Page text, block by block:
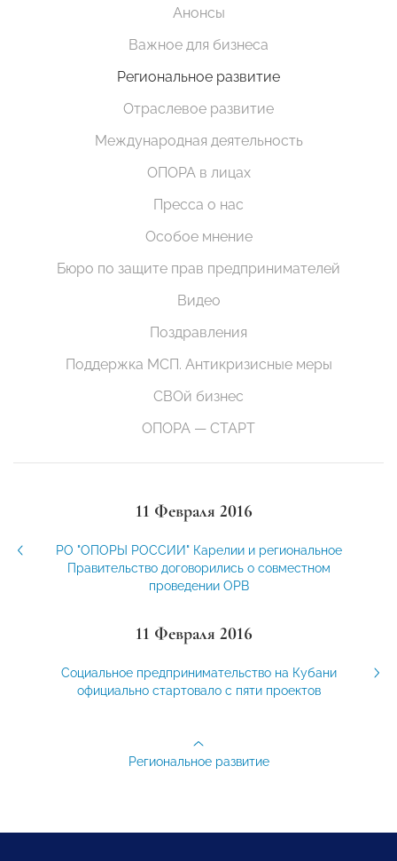
Анонсы
Важное для бизнеса
Региональное развитие
Отраслевое развитие
Международная деятельность
ОПОРА в лицах
Пресса о нас
Особое мнение
Бюро по защите прав предпринимателей
Видео
Поздравления
Поддержка МСП. Антикризисные меры
СВОй бизнес
ОПОРА — СТАРТ
11 Февраля 2016
РО "ОПОРЫ РОССИИ" Карелии и региональное
Правительство договорились о совместном
проведении ОРВ
11 Февраля 2016
Социальное предпринимательство на Кубани
официально стартовало с пяти проектов
Региональное развитие